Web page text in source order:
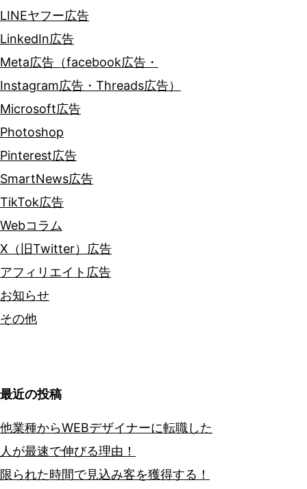
LINEヤフー広告
LinkedIn広告
Meta広告（facebook広告・
Instagram広告・Threads広告）
Microsoft広告
Photoshop
Pinterest広告
SmartNews広告
TikTok広告
Webコラム
X（旧Twitter）広告
アフィリエイト広告
お知らせ
その他
最近の投稿
他業種からWEBデザイナーに転職した
人が最速で伸びる理由！
限られた時間で見込み客を獲得する！